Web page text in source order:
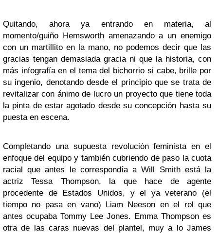
Quitando, ahora ya entrando en materia, al
momento/guiño Hemsworth amenazando a un enemigo
con un martillito en la mano, no podemos decir que las
gracias tengan demasiada gracia ni que la historia, con
más infografía en el tema del bichorrio si cabe, brille por
su ingenio, denotando desde el principio que se trata de
revitalizar con ánimo de lucro un proyecto que tiene toda
la pinta de estar agotado desde su concepción hasta su
puesta en escena.
Completando una supuesta revolución feminista en el
enfoque del equipo y también cubriendo de paso la cuota
racial que antes le correspondía a Will Smith está la
actriz Tessa Thompson, la que hace de agente
procedente de Estados Unidos, y el ya veterano (el
tiempo no pasa en vano) Liam Neeson en el rol que
antes ocupaba Tommy Lee Jones. Emma Thompson es
otra de las caras nuevas del plantel, muy a lo James